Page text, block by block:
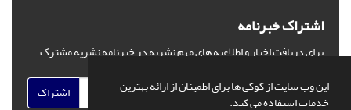
این وب سایت از کوکی ها برای اطمینان از ارائه بهترین
خدمات استفاده می کند.
اشتراک خبرنامه
برای دریافت اخبار و اطلاعیه های مهم نشریه در خبرنامه نشریه مشترک
اشتراک